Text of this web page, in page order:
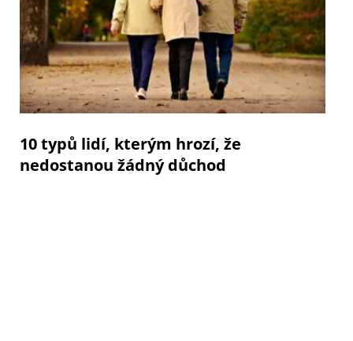
10 typů lidí, kterým hrozí, že
nedostanou žádný důchod